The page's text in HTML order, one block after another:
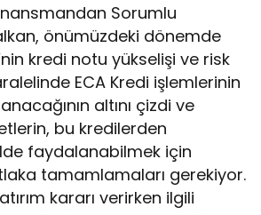
Sorumlu
önümüzdeki dönemde
kredi notu yükselişi ve risk
ECA Kredi işlemlerinin
altını çizdi ve
bu kredilerden
faydalanabilmek için
tamamlamaları gerekiyor.
kararı verirken ilgili